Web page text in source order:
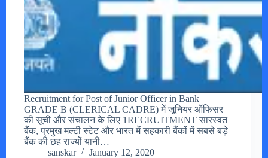
Recruitment for Post of Junior Officer in Bank
GRADE B (CLERICAL CADRE) में जूनियर ऑफिसर
की सूची और संचालन के लिए 1RECRUITMENT सारस्वत
बैंक, प्रमुख मल्टी स्टेट और भारत में सहकारी बैंकों में सबसे बड़े
बैंक की छह राज्यों यानी…
sanskar
January 12, 2020